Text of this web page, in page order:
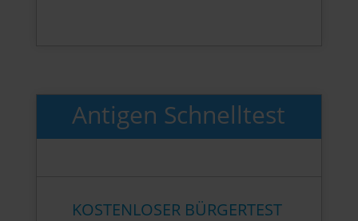
Antigen Schnelltest
KOSTENLOSER BÜRGERTEST